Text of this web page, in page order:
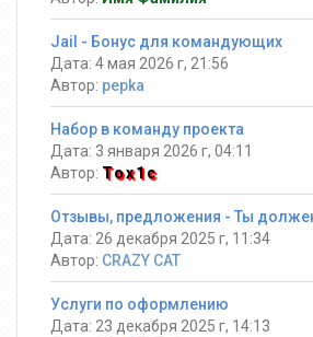
Jail - Бонус для командующих
Дата: 4 мая 2026 г, 21:56
Автор: pepka
Набор в команду проекта
Дата: 3 января 2026 г, 04:11
Автор: Tox1c
Дата: 26 декабря 2025 г, 11:34
Автор: CRAZY CAT
Услуги по оформлению
Дата: 23 декабря 2025 г, 14:13